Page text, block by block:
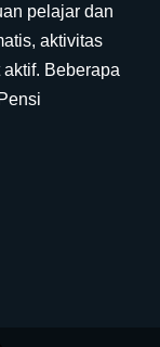
pelajar dan
aktivitas
Beberapa